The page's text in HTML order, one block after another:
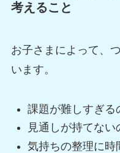
考えること
お子さまによって、
います。
課題が難しすぎる
見通しが持てない
気持ちの整理に時